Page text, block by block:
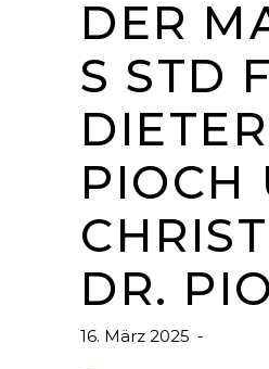
DER
S STD
PIOCH
DR.
16. März 2025